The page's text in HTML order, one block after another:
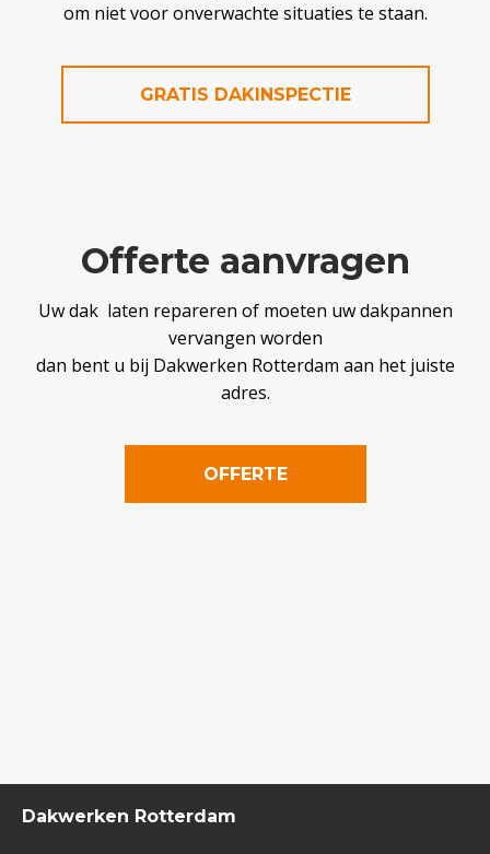
om niet voor onverwachte situaties te staan.
GRATIS DAKINSPECTIE
Offerte aanvragen
Uw dak laten repareren of moeten uw dakpannen
vervangen worden
dan bent u bij Dakwerken Rotterdam aan het juiste
adres.
OFFERTE
Dakwerken Rotterdam